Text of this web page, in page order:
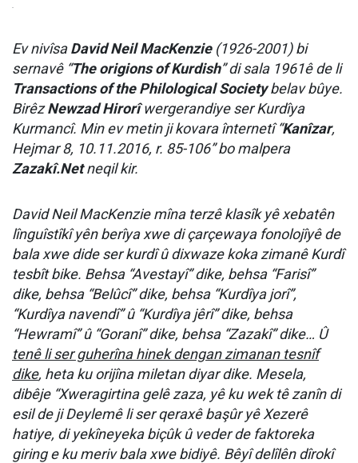
.
Ev nivîsaDavid Neil MacKenzie(1926-2001) bi
sernavê “The origions of Kurdish” di sala 1961ê de li
Transactions of the Philological Societybelav bûye.
BirêzNewzad Hirorîwergerandiye ser Kurdîya
Kurmancî. Min ev metin ji kovara înternetî “Kanîzar,
Hejmar 8, 10.11.2016, r. 85-106” bo malpera
Zazakî.Netneqil kir.
David Neil MacKenzie mîna terzê klasîk yê xebatên
lînguîstîkî yên berîya xwe di çarçewaya fonolojîyê de
bala xwe dide ser kurdî û dixwaze koka zimanê Kurdî
tesbît bike. Behsa “Avestayî” dike, behsa “Farisî”
dike, behsa “Belûcî” dike, behsa “Kurdîya jorî”,
“Kurdîya navendî” û “Kurdîya jêrî” dike, behsa
“Hewramî” û “Goranî” dike, behsa “Zazakî” dike… Û
tenê li ser guherîna hinek dengan zimanan tesnîf
dike, heta ku orijîna miletan diyar dike. Mesela,
dibêje “Xweragirtina gelê zaza, yê ku wek tê zanîn di
esil de ji Deylemê li ser qeraxê başûr yê Xezerê
hatiye, di yekîneyeka biçûk û veder de faktoreka
giring e ku meriv bala xwe bidiyê. Bêyî delîlên dîrokî